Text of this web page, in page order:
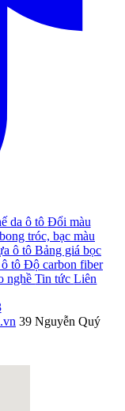
da ô tô Đổi màu
tróc, bạc màu
ô tô Bảng giá bọc
tô Độ carbon fiber
nghềTin tứcLiên
39 Nguyễn Quý